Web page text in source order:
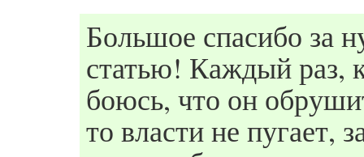
Большое спасибо за
статью! Каждый раз,
боюсь, что он
то власти не пугает,